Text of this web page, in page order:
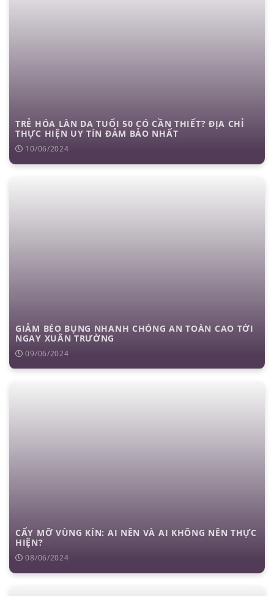
TRẺ HÓA LÀN DA TUỔI 50 CÓ CẦN THIẾT? ĐỊA CHỈ
THỰC HIỆN UY TÍN ĐẢM BẢO NHẤT
10/06/2024
GIẢM BÉO BỤNG NHANH CHÓNG AN TOÀN CAO TỚI
NGAY XUÂN TRƯỜNG
09/06/2024
CẤY MỠ VÙNG KÍN: AI NÊN VÀ AI KHÔNG NÊN THỰC
HIỆN?
08/06/2024